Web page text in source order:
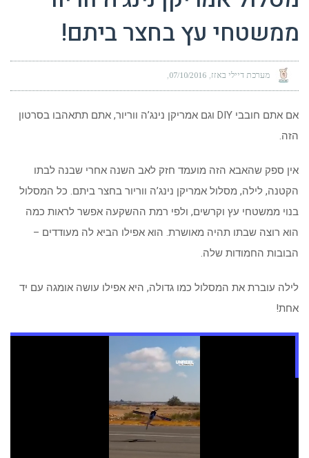
ממשטחי עץ בחצר ביתם!
מערכת דיילי באזז 07/10/2016
אם אתם חובבי DIY וגם אמריקן נינג’ה ווריור, אתם תתאהבו בסרטון
הזה.
אין ספק שהאבא הזה מועמד חזק לאב השנה אחרי שבנה לבתו
הקטנה, לילה, מסלול אמריקן נינג’ה ווריור בחצר ביתם. כל המסלול
בנוי ממשטחי עץ וקרשים, ולפי רמת ההשקעה אפשר לראות כמה
הוא רוצה שבתו תהיה מאושרת. הוא אפילו הביא לה מעודדים –
הבובות החמודות שלה.
לילה עוברת את המסלול כמו גדולה, היא אפילו עושה אומגה עם יד
אחת!